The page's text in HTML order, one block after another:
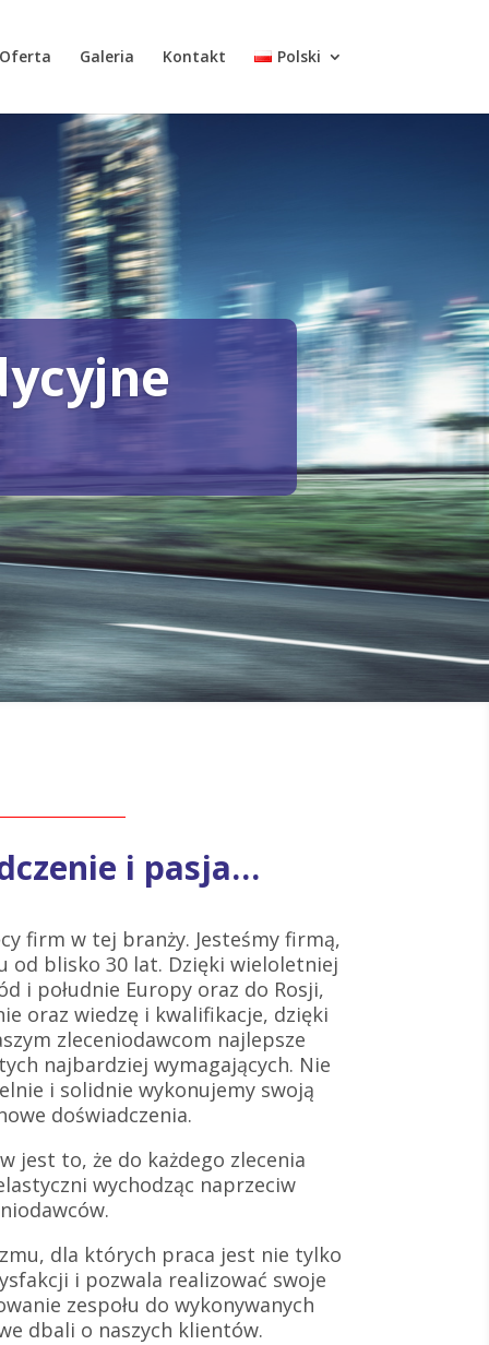
Oferta Galeria Kontakt Polski
i pasja…
firm w tej branży. Jesteśmy firmą,
od blisko 30 lat. Dzięki wieloletniej
i południe Europy oraz do Rosji,
oraz wiedzę i kwalifikacje, dzięki
zleceniodawcom najlepsze
najbardziej wymagających. Nie
i solidnie wykonujemy swoją
doświadczenia.
jest to, że do każdego zlecenia
wychodząc naprzeciw
dla których praca jest nie tylko
i pozwala realizować swoje
zespołu do wykonywanych
dbali o naszych klientów.